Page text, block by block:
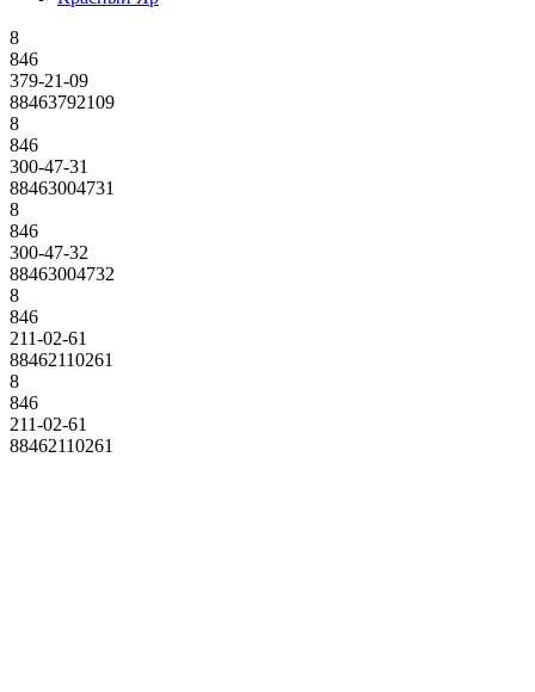
8
846
379-21-09
88463792109
8
846
300-47-31
88463004731
8
846
300-47-32
88463004732
8
846
211-02-61
88462110261
8
846
211-02-61
88462110261